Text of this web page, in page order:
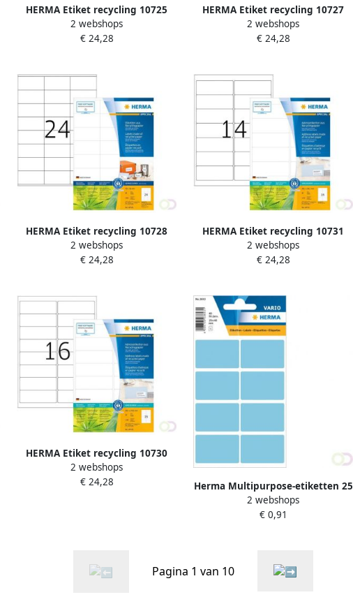
HERMA Etiket recycling 10725
38.1x21.2mm 5200stuks wit
2 webshops
€ 24,28
HERMA Etiket recycling 10727
63.5x38.1mm 1680stuks wit
2 webshops
€ 24,28
HERMA Etiket recycling 10728
70x36mm 1920stuks wit
2 webshops
€ 24,28
HERMA Etiket recycling 10731
99.1x38.1mm 1120stuks wit
2 webshops
€ 24,28
HERMA Etiket recycling 10730
99.1x33.8mm 1280stuks wit
2 webshops
€ 24,28
Herma Multipurpose-etiketten 25
x 40 mm blauw permanent
hechtend om met de hand te
2 webshops
€ 0,91
Pagina 1 van 10